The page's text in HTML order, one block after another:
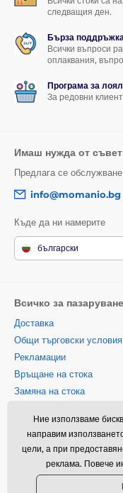
следващия ден.
Бърза
Всички въпроси
оплаквания,
Програма за
За редовни
Имаш нужда от съвет
Предлага се
info@momanio.bg
Къде да ни намерите
български
Всичко за
Доставка
Общи търговски условия
Рекламации
Връщане на стока
Замяна на стока
бисквитки
Информация за контакт
Информация за
на лични данни
Ние използваме
направим
цели, а при
реклама. Повече